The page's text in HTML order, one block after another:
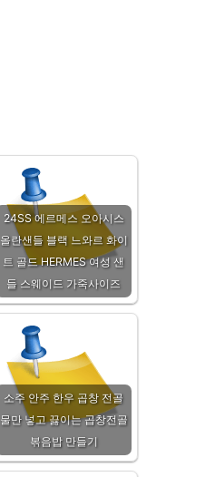
24SS 에르메스 오아시스
올란샌들 블랙 느와르 화이
트 골드 HERMES 여성 샌
들 스웨이드 가죽사이즈
소주 안주 한우 곱창 전골
물만 넣고 끓이는 곱창전골
볶음밥 만들기